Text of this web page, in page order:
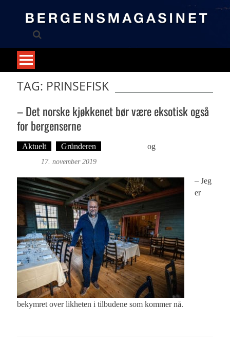
TAG: PRINSEFISK
– Det norske kjøkkenet bør være eksotisk også
for bergenserne
Aktuelt Gründeren og
17. november 2019
– Jeg
er
bekymret over likheten i tilbudene som kommer nå.